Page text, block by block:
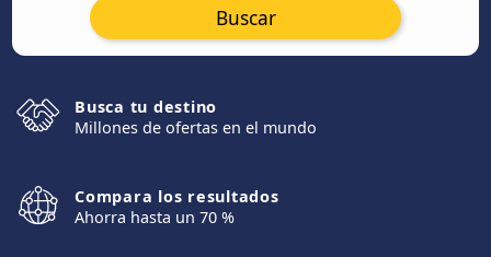
Buscar
Busca tu destino
Millones de ofertas en el mundo
Compara los resultados
Ahorra hasta un 70 %